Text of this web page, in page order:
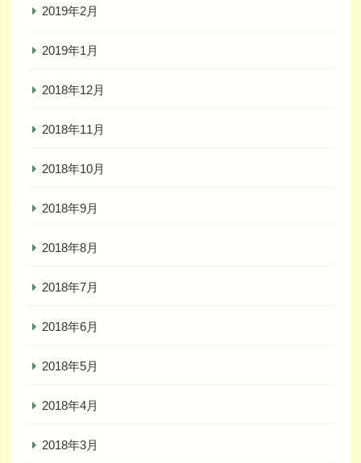
2019年2月
2019年1月
2018年12月
2018年11月
2018年10月
2018年9月
2018年8月
2018年7月
2018年6月
2018年5月
2018年4月
2018年3月